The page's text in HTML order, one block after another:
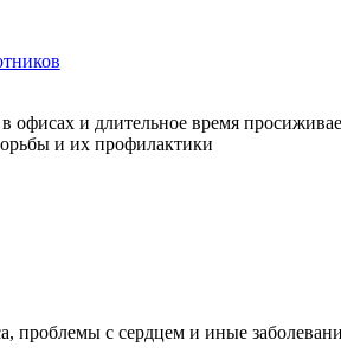
офисах и длительное время
и их профилактики
проблемы с сердцем и иные